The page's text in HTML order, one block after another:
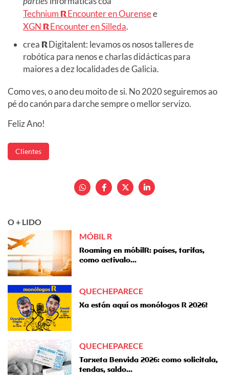
Technium REncounter en Ourensee
XGN REncounter en Silleda.
crea RDigitalent: levamos os nosos talleres de
robótica para nenos e charlas didácticas para
maiores a dez localidades de Galicia.
Como ves, o ano deu moito de si. No 2020 seguiremos ao
pé do canón para darche sempre o mellor servizo.
Feliz Ano!
Clientes
O + LIDO
MÓBIL R
Roaming en móbilR: países, tarifas,
como activalo...
QUECHEPARECE
Xa están aquí os monólogos R 2026!
QUECHEPARECE
Tarxeta Benvida 2026: como solicitala,
tendas, saldo...